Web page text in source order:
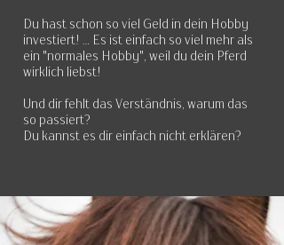
Du hast schon so viel Geld in dein Hobby
investiert! ... Es ist einfach so viel mehr als
ein "normales Hobby", weil du dein Pferd
wirklich liebst!
​Und dir fehlt das Verständnis, warum das
so passiert?
Du kannst es dir einfach nicht erklären?